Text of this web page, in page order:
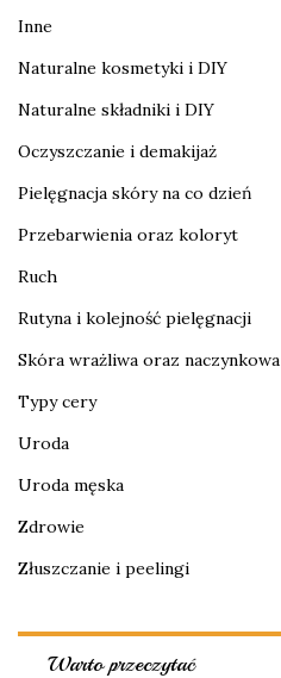
Inne
Naturalne kosmetyki i DIY
Naturalne składniki i DIY
Oczyszczanie i demakijaż
Pielęgnacja skóry na co dzień
Przebarwienia oraz koloryt
Ruch
Rutyna i kolejność pielęgnacji
Skóra wrażliwa oraz naczynkowa
Typy cery
Uroda
Uroda męska
Zdrowie
Złuszczanie i peelingi
Warto przeczytać